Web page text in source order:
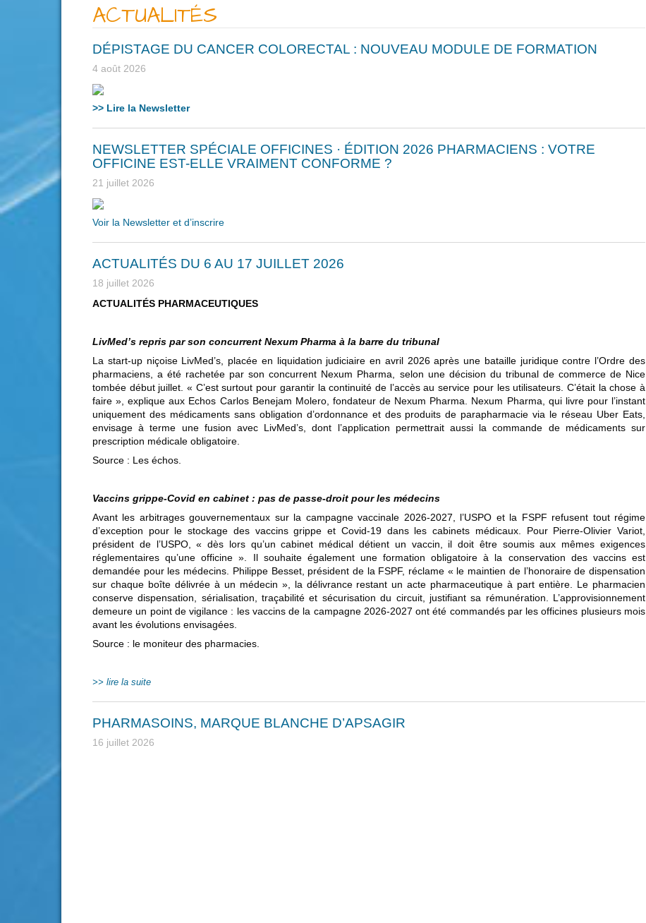
ACTUALITÉS
DÉPISTAGE DU CANCER COLORECTAL : NOUVEAU MODULE DE FORMATION
4 août 2026
>> Lire la Newsletter
NEWSLETTER SPÉCIALE OFFICINES · ÉDITION 2026 PHARMACIENS : VOTRE
OFFICINE EST-ELLE VRAIMENT CONFORME ?
21 juillet 2026
Voir la Newsletter et d’inscrire
ACTUALITÉS DU 6 AU 17 JUILLET 2026
18 juillet 2026
ACTUALITÉS PHARMACEUTIQUES
LivMed’s repris par son concurrent Nexum Pharma à la barre du tribunal
La start-up niçoise LivMed’s, placée en liquidation judiciaire en avril 2026 après une bataille juridique contre l’Ordre des
pharmaciens, a été rachetée par son concurrent Nexum Pharma, selon une décision du tribunal de commerce de Nice
tombée début juillet. « C’est surtout pour garantir la continuité de l’accès au service pour les utilisateurs. C’était la chose à
faire », explique aux Echos Carlos Benejam Molero, fondateur de Nexum Pharma. Nexum Pharma, qui livre pour l’instant
uniquement des médicaments sans obligation d’ordonnance et des produits de parapharmacie via le réseau Uber Eats,
envisage à terme une fusion avec LivMed’s, dont l’application permettrait aussi la commande de médicaments sur
prescription médicale obligatoire.
Source : Les échos.
Vaccins grippe-Covid en cabinet : pas de passe-droit pour les médecins
Avant les arbitrages gouvernementaux sur la campagne vaccinale 2026-2027, l’USPO et la FSPF refusent tout régime
d’exception pour le stockage des vaccins grippe et Covid-19 dans les cabinets médicaux. Pour Pierre-Olivier Variot,
président de l’USPO, « dès lors qu’un cabinet médical détient un vaccin, il doit être soumis aux mêmes exigences
réglementaires qu’une officine ». Il souhaite également une formation obligatoire à la conservation des vaccins est
demandée pour les médecins. Philippe Besset, président de la FSPF, réclame « le maintien de l’honoraire de dispensation
sur chaque boîte délivrée à un médecin », la délivrance restant un acte pharmaceutique à part entière. Le pharmacien
conserve dispensation, sérialisation, traçabilité et sécurisation du circuit, justifiant sa rémunération. L’approvisionnement
demeure un point de vigilance : les vaccins de la campagne 2026-2027 ont été commandés par les officines plusieurs mois
avant les évolutions envisagées.
Source : le moniteur des pharmacies.
lire la suite
PHARMASOINS, MARQUE BLANCHE D’APSAGIR
16 juillet 2026